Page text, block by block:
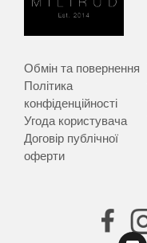
Обмін та повернення
Політика
конфіденційності
Угода користувача
Договір публічної
оферти